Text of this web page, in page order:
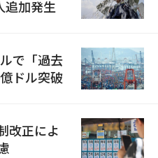
追加発生
で「過去
ドル突破
改正によ